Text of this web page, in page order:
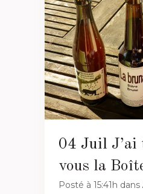
04 Juil J’ai
vous la
Posté à 15:41h dans